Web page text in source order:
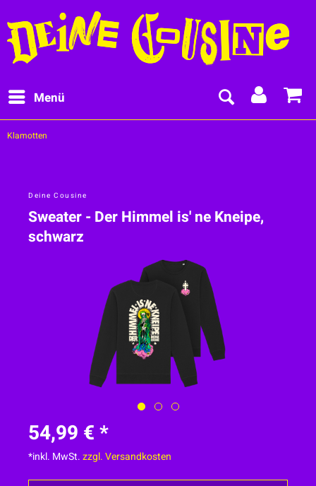
Menü
Klamotten
Deine Cousine
Sweater - Der Himmel is' ne Kneipe,
schwarz
54,99 € *
*inkl. MwSt.zzgl. Versandkosten